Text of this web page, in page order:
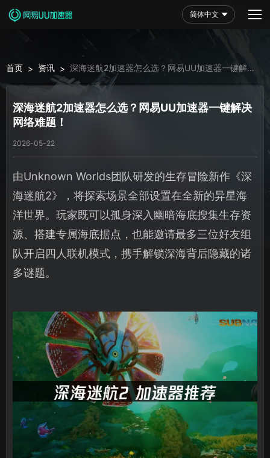
简体中文
首页 > 资讯 > 深海迷航2加速器怎么选？网易UU加速器一键解决
网络难题！
深海迷航2加速器怎么选？网易UU加速器一键解决
网络难题！
2026-05-22
由Unknown Worlds团队研发的生存冒险新作《深
海迷航2》，将探索场景全部设置在全新的异星海
洋世界。玩家既可以孤身深入幽暗海底搜集生存资
源、搭建专属海底据点，也能邀请最多三位好友组
队开启四人联机模式，携手解锁深海背后隐藏的诸
多谜题。